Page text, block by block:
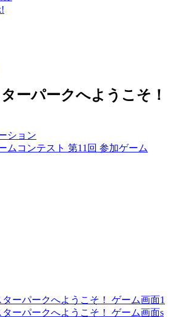
ーパークへようこそ！
ション
ムコンテスト 第11回 参加ゲーム